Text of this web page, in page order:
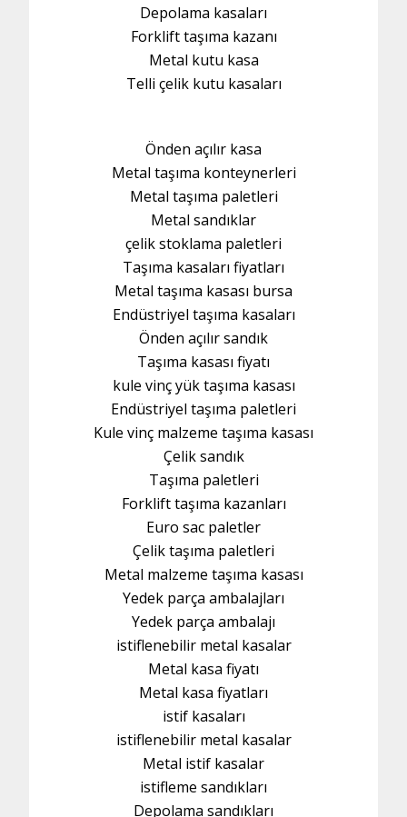
Depolama kasaları
Forklift taşıma kazanı
Metal kutu kasa
Telli çelik kutu kasaları
Önden açılır kasa
Metal taşıma konteynerleri
Metal taşıma paletleri
Metal sandıklar
çelik stoklama paletleri
Taşıma kasaları fiyatları
Metal taşıma kasası bursa
Endüstriyel taşıma kasaları
Önden açılır sandık
Taşıma kasası fiyatı
kule vinç yük taşıma kasası
Endüstriyel taşıma paletleri
Kule vinç malzeme taşıma kasası
Çelik sandık
Taşıma paletleri
Forklift taşıma kazanları
Euro sac paletler
Çelik taşıma paletleri
Metal malzeme taşıma kasası
Yedek parça ambalajları
Yedek parça ambalajı
istiflenebilir metal kasalar
Metal kasa fiyatı
Metal kasa fiyatları
istif kasaları
istiflenebilir metal kasalar
Metal istif kasalar
istifleme sandıkları
Depolama sandıkları